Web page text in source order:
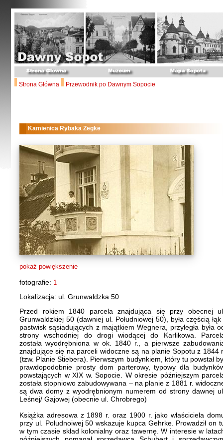
Strona Główna Przewodnik po Dawnym Sopocie
Kamienica Rybaka Zegke
pokaż powiększenie
fotografie: 1
Lokalizacja: ul. Grunwaldzka 50
Przed rokiem 1840 parcela znajdująca się przy obecnej
Grunwaldzkiej 50 (dawniej ul. Południowej 50), była częścią łąk
pastwisk sąsiadujących z majątkiem Wegnera, przyległa była
strony wschodniej do drogi wiodącej do Karlikowa.
została wyodrębniona w ok. 1840 r., a pierwsze
znajdujące się na parceli widoczne są na planie Sopotu z 1844
(tzw. Planie Stiebera). Pierwszym budynkiem, który tu powstał
prawdopodobnie prosty dom parterowy, typowy dla
powstających w XIX w. Sopocie. W okresie późniejszym
została stopniowo zabudowywana – na planie z 1881 r.
są dwa domy z wyodrębnionym numerem od strony dawnej
Leśnej/ Gajowej (obecnie ul. Chrobrego)
Książka adresowa z 1898 r. oraz 1900 r. jako właściciela
przy ul. Połudnoiwej 50 wskazuje kupca Gehrke. Prowadził on
w tym czasie skład kolonialny oraz tawernę. W interesie w